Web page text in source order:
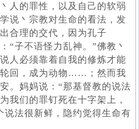
人的罪性，以及自己的软弱
说丶宗教对生命的看法，发
合理的交代，因为孔子
“子不语怪力乱神。”佛教丶
人必须靠着自我的修炼才能
轮回，成为动物……；然而我
。妈妈说：“那基督教的说法
我们的罪钉死在十字架上，
说法很新鲜，隐约觉得生命有